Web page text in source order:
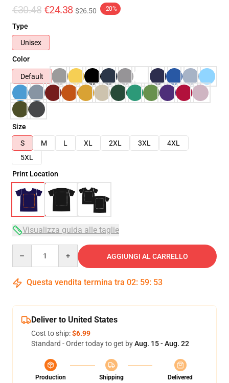
€30.48 €24.38 $26.50 -20%
Type
Unisex
Color
Default
Size
S
M L XL 2XL 3XL
4XL
5XL
Print Location
Visualizza guida alle taglie
AGGIUNGI AL CARRELLO
Questa vendita termina tra 02: 59: 53
Deliver to United States
Cost to ship:$6.99
Standard - Order today to get byAug. 15 - Aug. 22
Production
Shipping
Delivered